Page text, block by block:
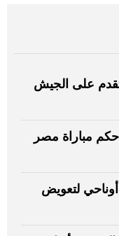
على الجيش
مباراة مصر
لتعويض